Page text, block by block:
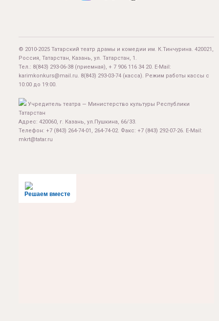
© 2010-2025 Татарский театр драмы и комедии им. К.Тинчурина. 420021,
Россия, Татарстан, Казань, ул. Татарстан, 1.
Тел.: 8(843) 293-06-38 (приемная), + 7 906 116 34 20. E-Mail:
karimkonkurs@mail.ru. 8(843) 293-03-74 (касса). Режим работы кассы с
10:00 до 19:00.
Учредитель театра — Министерство культуры Республики
Татарстан
Адрес: 420060, г. Казань, ул.Пушкина, 66/33.
Телефон: +7 (843) 264-74-01, 264-74-02. Факс: +7 (843) 292-07-26. E-Mail:
mkrt@tatar.ru
Решаем вместе